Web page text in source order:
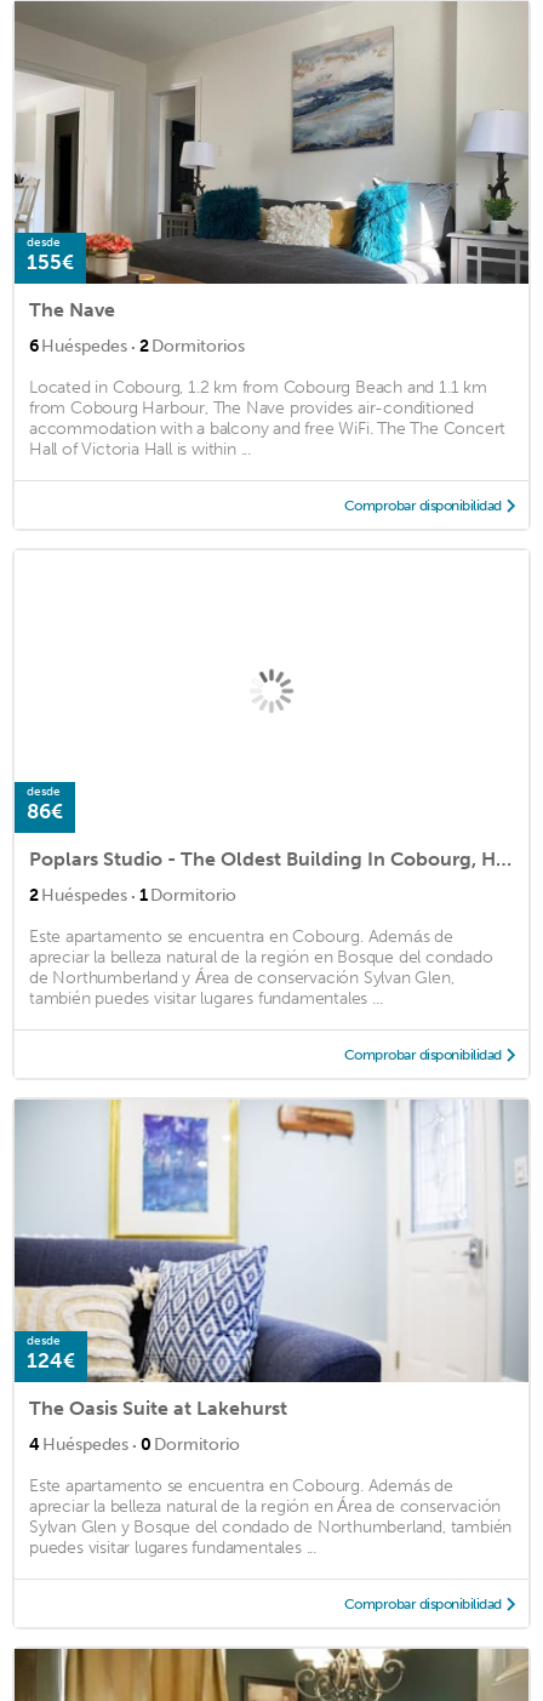
desde
155€
The Nave
6Huéspedes · 2Dormitorios
Located in Cobourg, 1.2 km from Cobourg Beach and 1.1 km
from Cobourg Harbour, The Nave provides air-conditioned
accommodation with a balcony and free WiFi. The The Concert
Hall of Victoria Hall is within ...
Comprobar disponibilidad
desde
86€
Poplars Studio - The Oldest Building In Cobourg, Heritage 1827
2Huéspedes · 1Dormitorio
Este apartamento se encuentra en Cobourg. Además de
apreciar la belleza natural de la región en Bosque del condado
de Northumberland y Área de conservación Sylvan Glen,
también puedes visitar lugares fundamentales ...
Comprobar disponibilidad
desde
124€
The Oasis Suite at Lakehurst
4Huéspedes · 0 Dormitorio
Este apartamento se encuentra en Cobourg. Además de
apreciar la belleza natural de la región en Área de conservación
Sylvan Glen y Bosque del condado de Northumberland, también
puedes visitar lugares fundamentales ...
Comprobar disponibilidad